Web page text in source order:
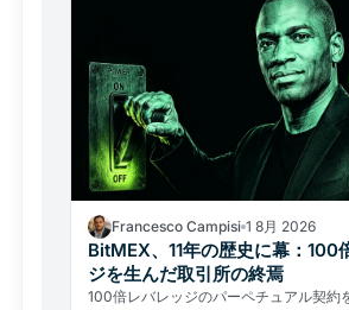
Francesco Campisi 1 8月 2026
BitMEX、11年の歴史に幕：100
ジを生んだ取引所の終焉
100倍レバレッジのパーペチュアル契約